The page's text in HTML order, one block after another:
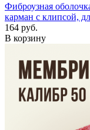
Фиброузная
карман с клипсой,
164 руб.
В корзину